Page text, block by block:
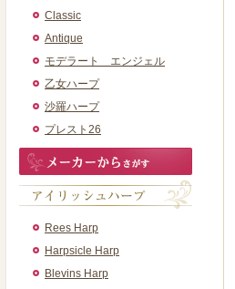
Classic
Antique
モデラート エンジェル
乙女ハープ
沙羅ハープ
プレスト26
Rees Harp
Harpsicle Harp
Blevins Harp